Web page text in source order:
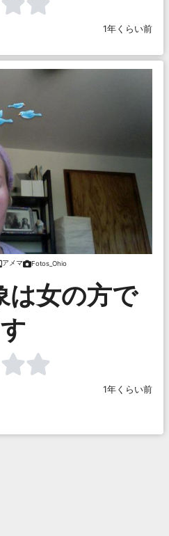
1年くらい前
アメマ Fotos_Ohio
は女の方で
す
1年くらい前